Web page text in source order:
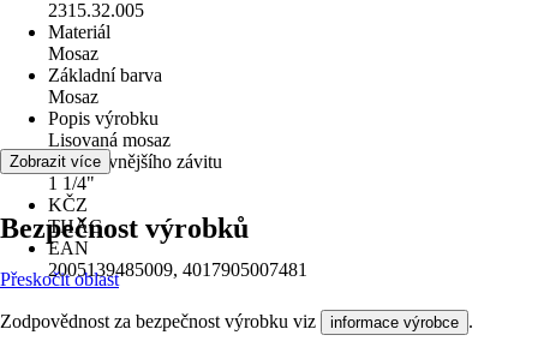
2315.32.005
Materiál
Mosaz
Základní barva
Mosaz
Popis výrobku
Lisovaná mosaz
Průměr vnějšího závitu
1 1/4"
KČZ
THAC
EAN
2005139485009, 4017905007481
Zobrazit více
Bezpečnost výrobků
Přeskočit oblast
Zodpovědnost za bezpečnost výrobku viz informace výrobce .